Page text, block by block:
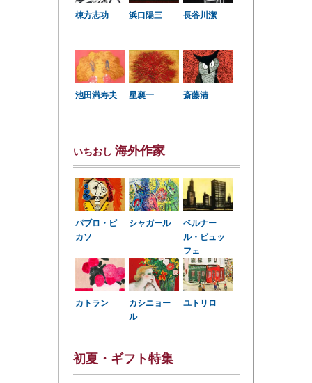
棟方志功 浜口陽三 長谷川潔
池田満寿夫 星襄一 斎藤清
いちおし 海外作家
パブロ・ピ
カソ
シャガール
ベルナー
ル・ビュッ
フェ
カトラン
カシニョー
ル
ユトリロ
初夏・ギフト特集